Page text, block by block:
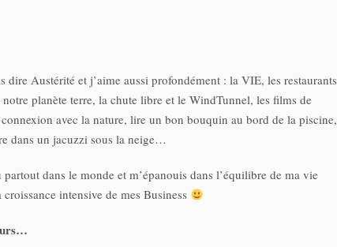
dire Austérité et j’aime aussi profondément : la VIE, les restaurants
planète terre, la chute libre et le WindTunnel, les films de
avec la nature, lire un bon bouquin au bord de la piscine,
dans un jacuzzi sous la neige…
dans le monde et m’épanouis dans l’équilibre de ma vie
intensive de mes Business